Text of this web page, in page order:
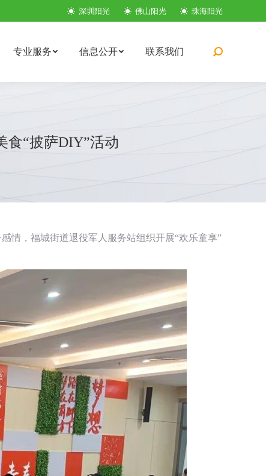
深圳阳光 佛山阳光 珠海阳光
专业服务 信息公开 联系我们
搜
食“披萨DIY”活动
情，福城街道退役军人服务站组织开展“欢乐童享”